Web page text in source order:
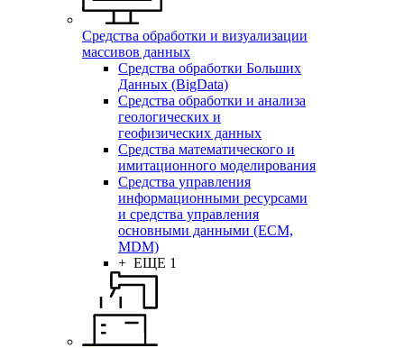
Средства обработки и визуализации
массивов данных
Средства обработки Больших
Данных (BigData)
Средства обработки и анализа
геологических и
геофизических данных
Средства математического и
имитационного моделирования
Средства управления
информационными ресурсами
и средства управления
основными данными (ECM,
MDM)
+ ЕЩЕ 1